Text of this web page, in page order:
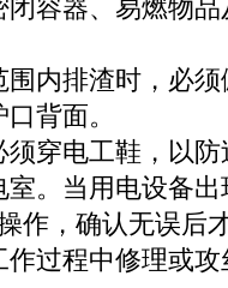
容器、易燃物
内排渣时，必
背面。
穿电工鞋，以
。当用电设备
作，确认无误后
作过程中修理或